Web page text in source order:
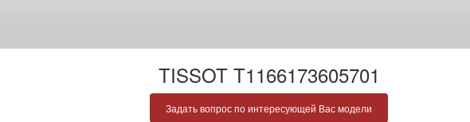
TISSOT T1166173605701
Задать вопрос по интересующей Вас модели